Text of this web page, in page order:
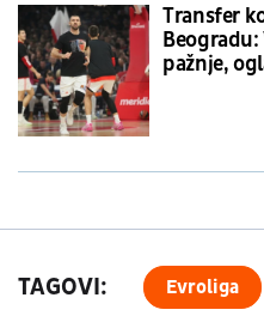
Transfer
pažnje,
TAGOVI: Evroliga